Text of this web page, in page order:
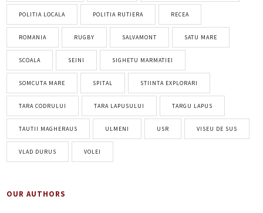
POLITIA LOCALA POLITIA RUTIERA RECEA
ROMANIA RUGBY SALVAMONT SATU MARE
SCOALA SEINI SIGHETU MARMATIEI
SOMCUTA MARE SPITAL STIINTA EXPLORARI
TARA CODRULUI TARA LAPUSULUI TARGU LAPUS
TAUTII MAGHERAUS ULMENI USR VISEU DE SUS
VLAD DURUS VOLEI
OUR AUTHORS